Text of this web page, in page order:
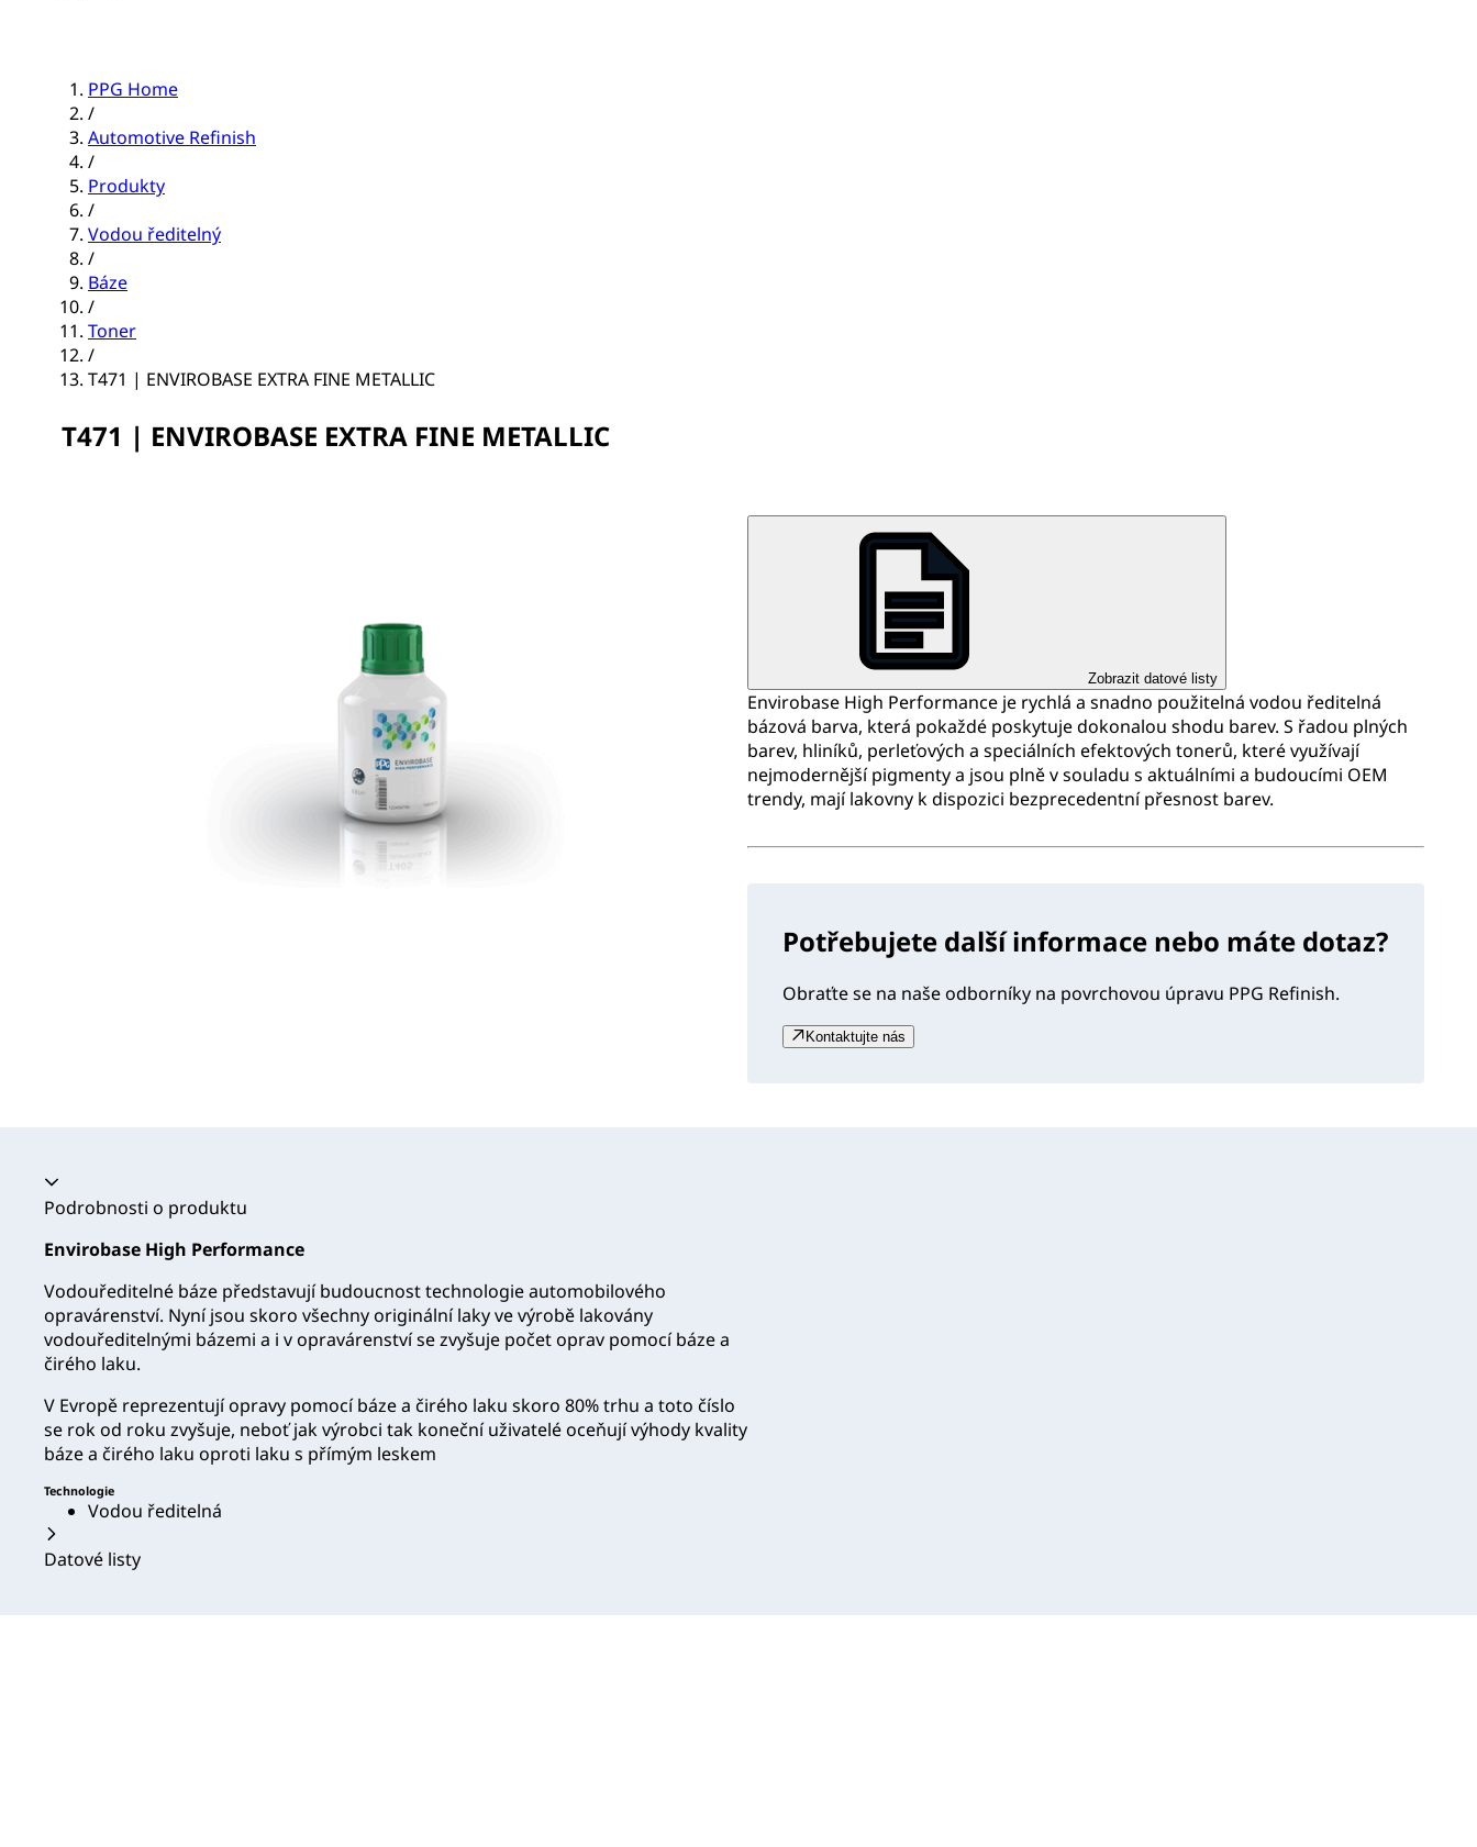
PPG Home
/
Automotive Refinish
/
Produkty
/
Vodou ředitelný
/
Báze
/
Toner
/
T471 | ENVIROBASE EXTRA FINE METALLIC
T471 | ENVIROBASE EXTRA FINE METALLIC
Zobrazit datové listy
Envirobase High Performance je rychlá a snadno použitelná vodou ředitelná
bázová barva, která pokaždé poskytuje dokonalou shodu barev. S řadou plných
barev, hliníků, perleťových a speciálních efektových tonerů, které využívají
nejmodernější pigmenty a jsou plně v souladu s aktuálními a budoucími OEM
trendy, mají lakovny k dispozici bezprecedentní přesnost barev.
Potřebujete další informace nebo máte dotaz?
Obraťte se na naše odborníky na povrchovou úpravu PPG Refinish.
Kontaktujte nás
Akordeon se zhroutil
Podrobnosti o produktu
Envirobase High Performance
Vodouředitelné báze představují budoucnost technologie automobilového
opravárenství. Nyní jsou skoro všechny originální laky ve výrobě lakovány
vodouředitelnými bázemi a i v opravárenství se zvyšuje počet oprav pomocí báze a
čirého laku.
V Evropě reprezentují opravy pomocí báze a čirého laku skoro 80% trhu a toto číslo
se rok od roku zvyšuje, neboť jak výrobci tak koneční uživatelé oceňují výhody kvality
báze a čirého laku oproti laku s přímým leskem
Technologie
Vodou ředitelná
Datové listy